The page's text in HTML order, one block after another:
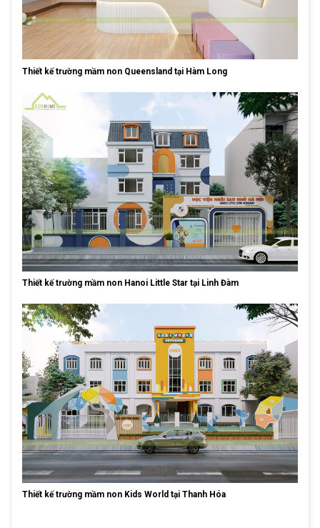
Thiết kế trường mầm non Queensland tại Hàm Long
Thiết kế trường mầm non Hanoi Little Star tại Linh Đàm
Thiết kế trường mầm non Kids World tại Thanh Hóa